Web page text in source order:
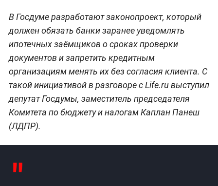
В Госдуме разработают законопроект, который
должен обязать банки заранее уведомлять
ипотечных заёмщиков о сроках проверки
документов и запретить кредитным
организациям менять их без согласия клиента. С
такой инициативой в разговоре с Life.ru выступил
депутат Госдумы, заместитель председателя
Комитета по бюджету и налогам Каплан Панеш
(ЛДПР).